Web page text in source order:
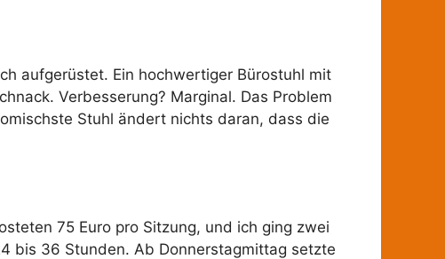
aufgerüstet. Ein hochwertiger Bürostuhl mit
Verbesserung? Marginal. Das Problem
Stuhl ändert nichts daran, dass die
75 Euro pro Sitzung, und ich ging zwei
bis 36 Stunden. Ab Donnerstagmittag setzte